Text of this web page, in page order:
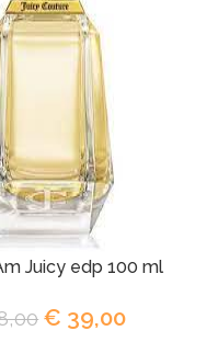
Juicy edp 100 ml
€ 39,00